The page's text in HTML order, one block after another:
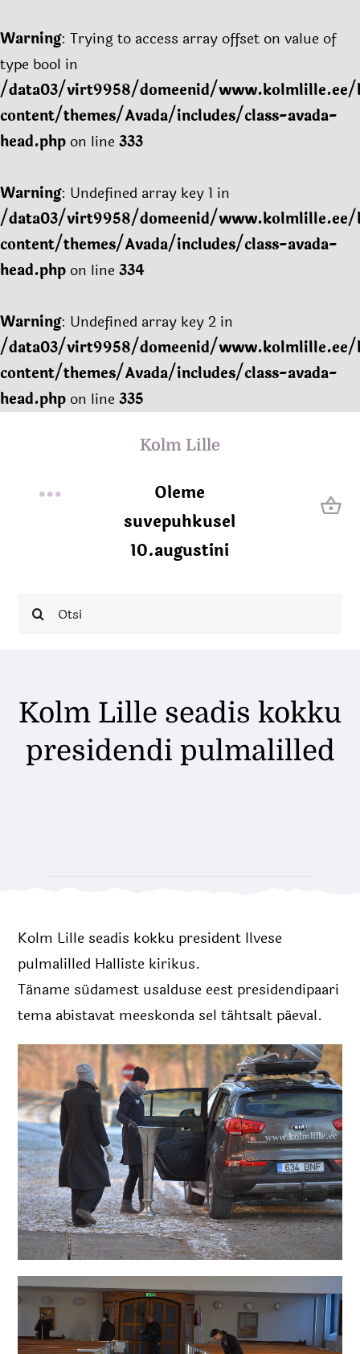
Warning: Trying to access array offset on value of
type bool in
/data03/virt9958/domeenid/
content/themes/Avada/includes/class-avada-
head.php on line 333
Warning: Undefined array key 1 in
/data03/virt9958/domeenid/
content/themes/Avada/includes/class-avada-
head.php on line 334
Warning: Undefined array key 2 in
/data03/virt9958/domeenid/
content/themes/Avada/includes/class-avada-
head.php on line 335
Search
Kolm Lille
Oleme
suvepuhkusel
10.augustini
Toggle
Navigation
Teenused
Uudised
Kolm Lille seadis kokku
presidendi pulmalilled
Kolm Lille seadis kokku president Ilvese
pulmalilled Halliste kirikus.
Täname südamest usalduse eest presidendipaari
tema abistavat meeskonda sel tähtsalt päeval.